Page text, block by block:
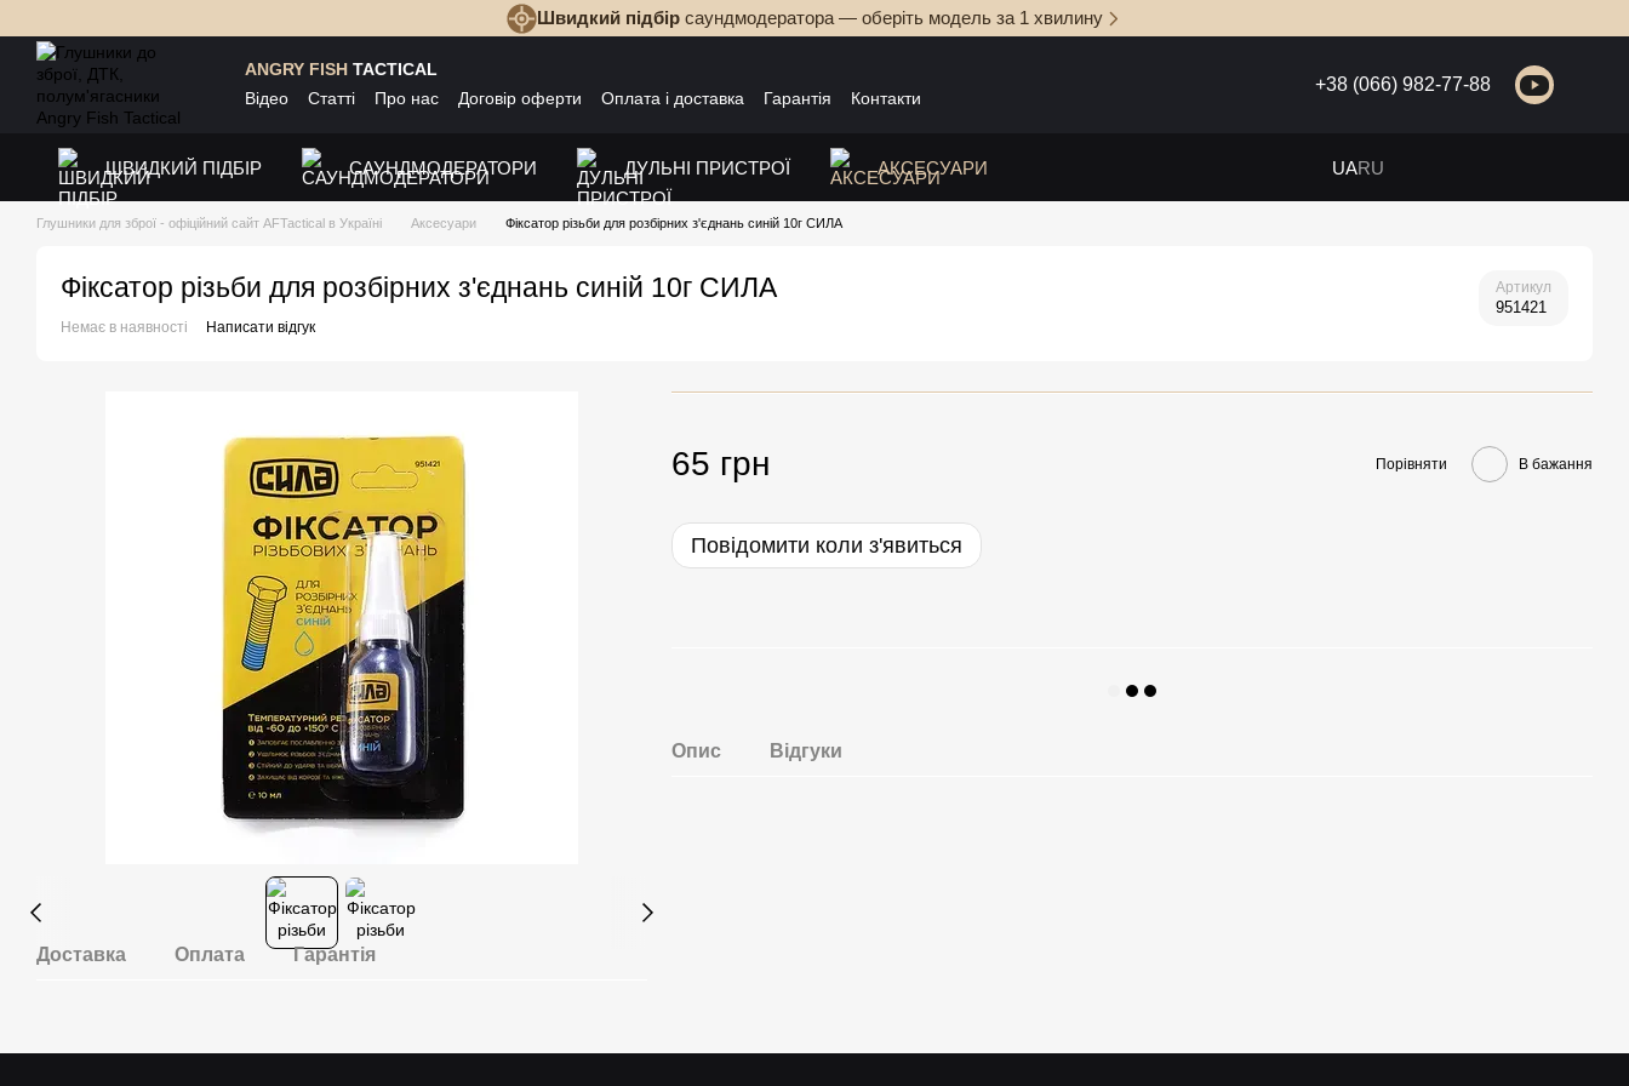
Швидкий підбірсаундмодератора — оберіть модель за 1 хвилину
ANGRY FISH TACTICAL
Відео
Статті Про нас Договір оферти Оплата і доставка Гарантія Контакти
+38 (066) 982-77-88
ШВИДКИЙ ПІДБІР САУНДМОДЕРАТОРИ ДУЛЬНІ ПРИСТРОЇ АКСЕСУАРИ UARU
Глушники для зброї - офіційний сайт AFTactical в Україні Аксесуари Фіксатор різьби для розбірних з'єднань синій 10г СИЛА
Фіксатор різьби для розбірних з'єднань синій 10г СИЛА Артикул
951421
Немає в наявності Написати відгук
Доставка Оплата Гарантія
65 грн Порівняти В бажання
Повідомити коли з'явиться
Опис Відгуки